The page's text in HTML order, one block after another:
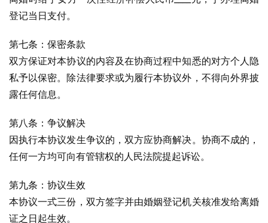
登记当日支付。
第七条：保密条款
双方保证对本协议的内容及在协商过程中知悉的对方个人隐
私予以保密。除法律要求或为履行本协议外，不得向外界披
露任何信息。
第八条：争议解决
因执行本协议发生争议的，双方应协商解决。协商不成的，
任何一方均可向有管辖权的人民法院提起诉讼。
第九条：协议生效
本协议一式三份，双方签字并由婚姻登记机关核准发给离婚
证之日起生效。